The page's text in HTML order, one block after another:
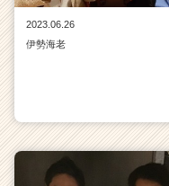
2023.06.26
伊勢海老